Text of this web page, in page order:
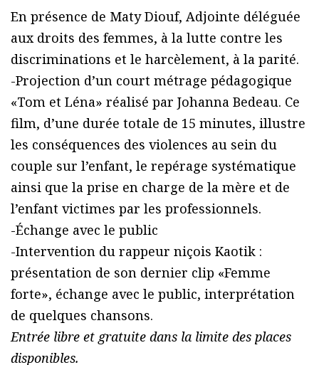
En présence de Maty Diouf, Adjointe déléguée
aux droits des femmes, à la lutte contre les
discriminations et le harcèlement, à la parité.
-Projection d’un court métrage pédagogique
«Tom et Léna» réalisé par Johanna Bedeau. Ce
film, d’une durée totale de 15 minutes, illustre
les conséquences des violences au sein du
couple sur l’enfant, le repérage systématique
ainsi que la prise en charge de la mère et de
l’enfant victimes par les professionnels.
-Échange avec le public
-Intervention du rappeur niçois Kaotik :
présentation de son dernier clip «Femme
forte», échange avec le public, interprétation
de quelques chansons.
Entrée libre et gratuite dans la limite des places
disponibles.